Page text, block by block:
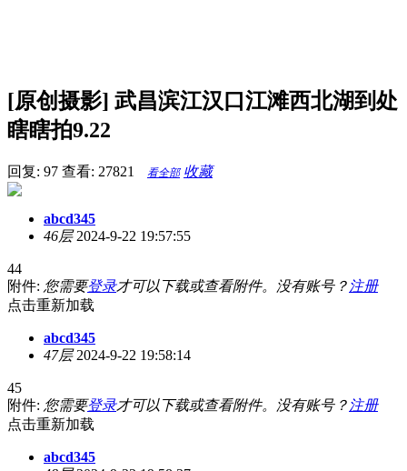
[原创摄影] 武昌滨江汉口江滩西北湖到处
瞎瞎拍9.22
回复: 97 查看: 27821 看全部 收藏
abcd345
46层2024-9-22 19:57:55
44
附件: 您需要登录才可以下载或查看附件。没有账号？ 注册
点击重新加载
abcd345
47层2024-9-22 19:58:14
45
附件: 您需要登录才可以下载或查看附件。没有账号？ 注册
点击重新加载
abcd345